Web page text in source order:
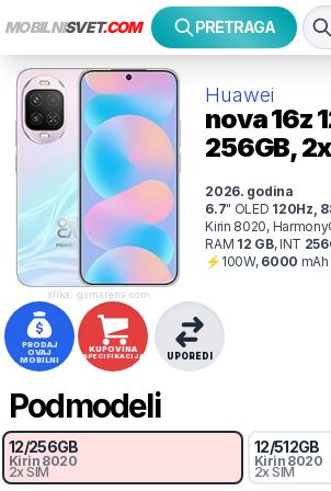
MOBILNISVET.COM PRETRAGA
slika: gsmarena.com
Huawei
nova 16z
256GB,
2026. godina
6.7" OLED 120Hz
Kirin 8020,
RAM 12 GB,INT 256
⚡ 100W, 6000 mAh
PRODAJ
OVAJ
MOBILNI
KUPOVINA
SPECIFIKACIJA UPOREDI
Podmodeli
12/256GB
Kirin 8020
2x SIM
12/512GB
Kirin 8020
2x SIM